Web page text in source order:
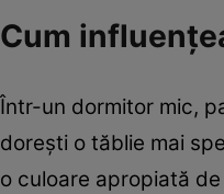
Cum
Într-un dormitor mic,
dorești o tăblie mai
o culoare apropiată